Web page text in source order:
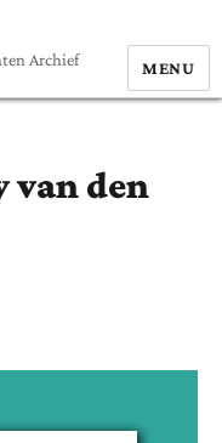
Archief MENU
van den